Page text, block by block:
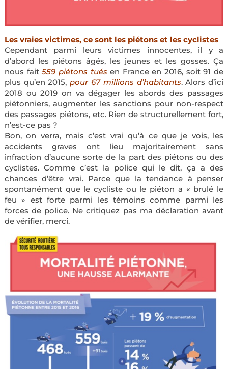
Les vraies victimes, ce sont les piétons et les cyclistes
Cependant parmi leurs victimes innocentes, il y a
d’abord les piétons âgés, les jeunes et les gosses. Ça
nous fait559 piétons tués en France en 2016, soit 91 de
plus qu’en 2015,pour 67 millions d’habitants. Alors d’ici
2018 ou 2019 on va dégager les abords des passages
piétonniers, augmenter les sanctions pour non-respect
des passages piétons, etc. Rien de structurellement fort,
n’est-ce pas ?
Bon, on verra, mais c’est vrai qu’à ce que je vois, les
accidents graves ont lieu majoritairement sans
infraction d’aucune sorte de la part des piétons ou des
cyclistes. Comme c’est la police qui le dit, ça a des
chances d’être vrai. Parce que la tendance à penser
spontanément que le cycliste ou le piéton a « brulé le
feu » est forte parmi les témoins comme parmi les
forces de police. Ne critiquez pas ma déclaration avant
de vérifier, merci.